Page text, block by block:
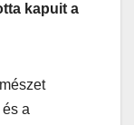
kapuit a
a